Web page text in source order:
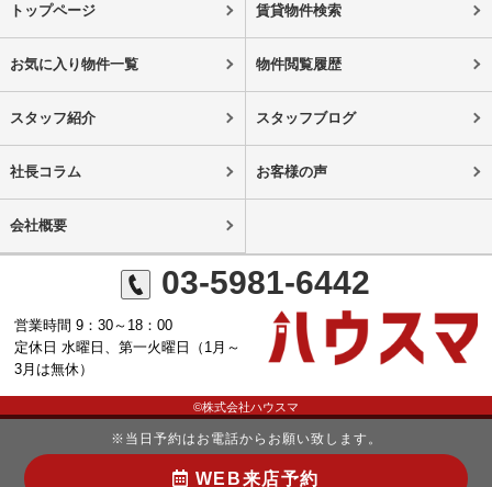
トップページ 賃貸物件検索
お気に入り物件一覧 物件閲覧履歴
スタッフ紹介 スタッフブログ
社長コラム お客様の声
会社概要
03-5981-6442
営業時間 9：30～18：00
定休日 水曜日、第一火曜日（1月～
3月は無休）
©株式会社ハウスマ
※当日予約はお電話からお願い致します。
WEB来店予約